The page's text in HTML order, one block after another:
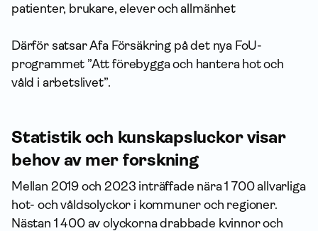
patienter, brukare, elever och allmänhet
Därför satsar Afa Försäkring på det nya FoU-
programmet ”Att förebygga och hantera hot och
våld i arbetslivet”.
Statistik och kunskapsluckor visar
behov av mer forskning
Mellan 2019 och 2023 inträffade nära 1 700 allvarliga
hot- och våldsolyckor i kommuner och regioner.
Nästan 1 400 av olyckorna drabbade kvinnor och